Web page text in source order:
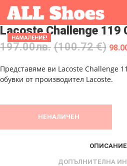
НАМАЛЕНИЕ!
Lacoste Challenge 119
197.00лв. (100.72 €)
Представяме ви Lacoste Challenge
обувки от производител Lacoste.
НЕНАЛИЧЕН
ОПИСАНИЕ
ДОПЪЛНИТЕЛНА